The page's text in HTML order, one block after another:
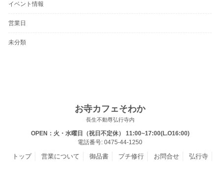
イベント情報
営業日
未分類
お寺カフェそわか
長生不動尊弘行寺内
OPEN：火・水曜日（祝日不定休） 11:00~17:00(L.O16:00)
電話番号: 0475-44-1250
トップ 営業について 御品書 プチ修行 お問合せ 弘行寺